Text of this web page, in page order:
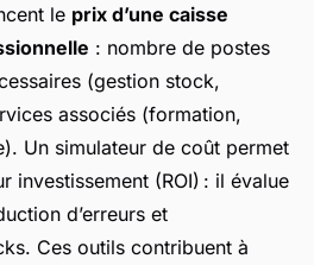
le prix d’une caisse
: nombre de postes
(gestion stock,
associés (formation,
Un simulateur de coût permet
investissement (ROI) : il évalue
d’erreurs et
Ces outils contribuent à